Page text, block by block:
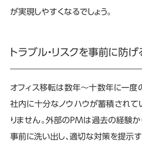
が実現しやすくなるでしょう。
トラブル・リスクを事前に防げ
オフィス移転は数年〜十数年に一度
社内に十分なノウハウが蓄積されて
りません。外部のPMは過去の経験か
事前に洗い出し、適切な対策を提示